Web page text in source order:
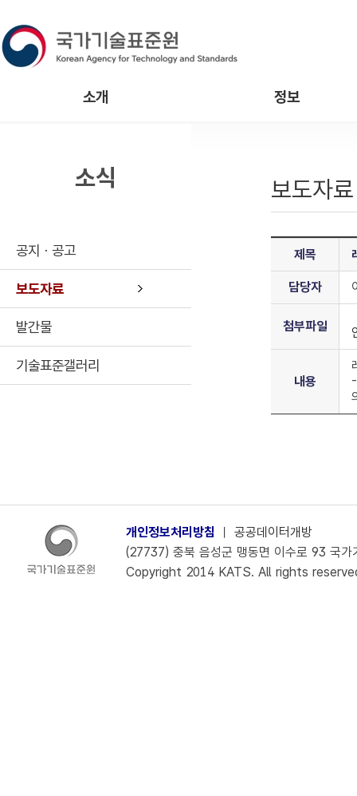
소개 정보
보도자료
제목
담당자
첨부파일
내용
소식
공지ㆍ공고
보도자료
발간물
기술표준갤러리
개인정보처리방침 ㅣ 공공데이터개방
(27737) 충북 음성군 맹동면 이수로 93 국
Copyright 2014 KATS. All rights